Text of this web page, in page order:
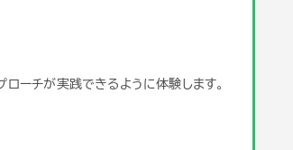
ーチが実践できるように体験します。